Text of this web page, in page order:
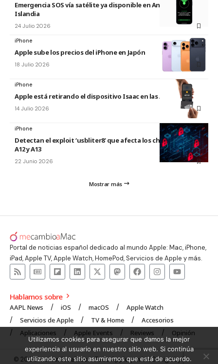
Emergencia SOS vía satélite ya disponible en Andorra e
Islandia
24 Julio 2026
iPhone
Apple sube los precios del iPhone en Japón
18 Julio 2026
iPhone
Apple está retirando el dispositivo Isaac en las Apple Store
14 Julio 2026
iPhone
Detectan el exploit ‘usbliter8’ que afecta los chips de Apple
A12 y A13
22 Junio 2026
Mostrar más
Portal de noticias español dedicado al mundo Apple: Mac, iPhone,
iPad, Apple TV, Apple Watch, HomePod, Servicios de Apple y más.
Hablamos sobre
AAPL News iOS macOS
Apple Watch
Servicios de Apple
TV & Home
Accesorios
Aplicaciones
Apple Events Reviews Opinión
© 2008 mecambioaMac – Todo Apple y más | Design byUNXON
Utilizamos cookies para asegurar que damos la mejor
experiencia al usuario en nuestro sitio web. Si continúa
utilizando este sitio asumiremos que está de acuerdo.